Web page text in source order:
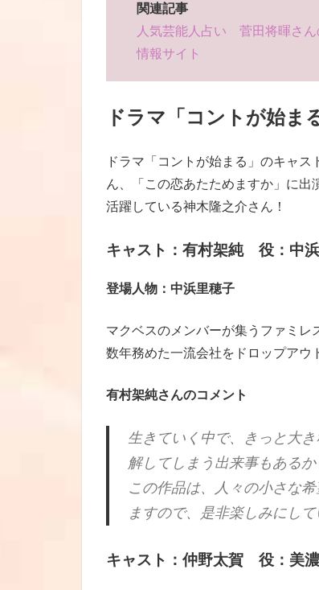
関連記事
人気芸能人占い 菅田将暉さん
情報サイト
ドラマ「コントが始ま
ドラマ「コントが始まる」のキャ
ん、「この恋あたためますか」に
活躍している神木隆之介さん！
キャスト：有村架純 役：中
登場人物：中浜里穂子
マクベスのメンバーが集うファミレ
数年務めた一流会社をドロップアウ
有村架純さんのコメント
生きていく中で、きっと大
解してしまう出来事もあるか
この作品は、人々の小さな
ますので、是非楽しみにして
キャスト：仲野太賀 役：美